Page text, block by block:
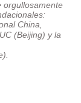
orgullosamente
China,
(Beijing) y la